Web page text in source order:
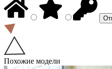
Похожие модели